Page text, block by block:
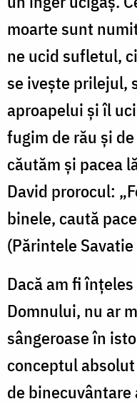
moarte sunt
ne ucid sufletul,
se ivește prilejul,
aproapelui și îl
fugim de rău și
căutăm și pacea
David prorocul:
binele, caută
(Părintele
Dacă am fi
Domnului, nu ar
sângeroase în
conceptul
de binecuvântare